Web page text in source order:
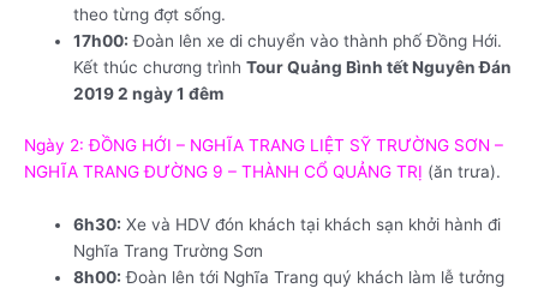
theo từng đợt sống.
17h00: Đoàn lên xe di chuyển vào thành phố Đồng Hới.
Kết thúc chương trìnhTour Quảng Bình tết Nguyên Đán
2019 2 ngày 1 đêm
Ngày 2: ĐỒNG HỚI – NGHĨA TRANG LIỆT SỸ TRƯỜNG SƠN –
NGHĨA TRANG ĐƯỜNG 9 – THÀNH CỔ QUẢNG TRỊ (ăn trưa).
6h30: Xe và HDV đón khách tại khách sạn khởi hành đi
Nghĩa Trang Trường Sơn
8h00: Đoàn lên tới Nghĩa Trang quý khách làm lễ tưởng